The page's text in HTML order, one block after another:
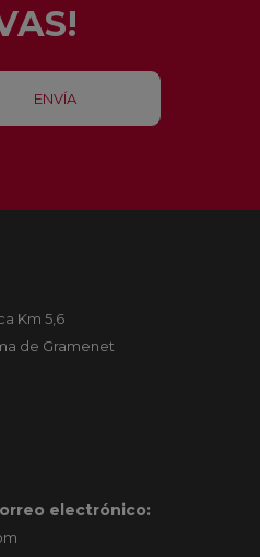
Km 5,6
de Gramenet
electrónico: